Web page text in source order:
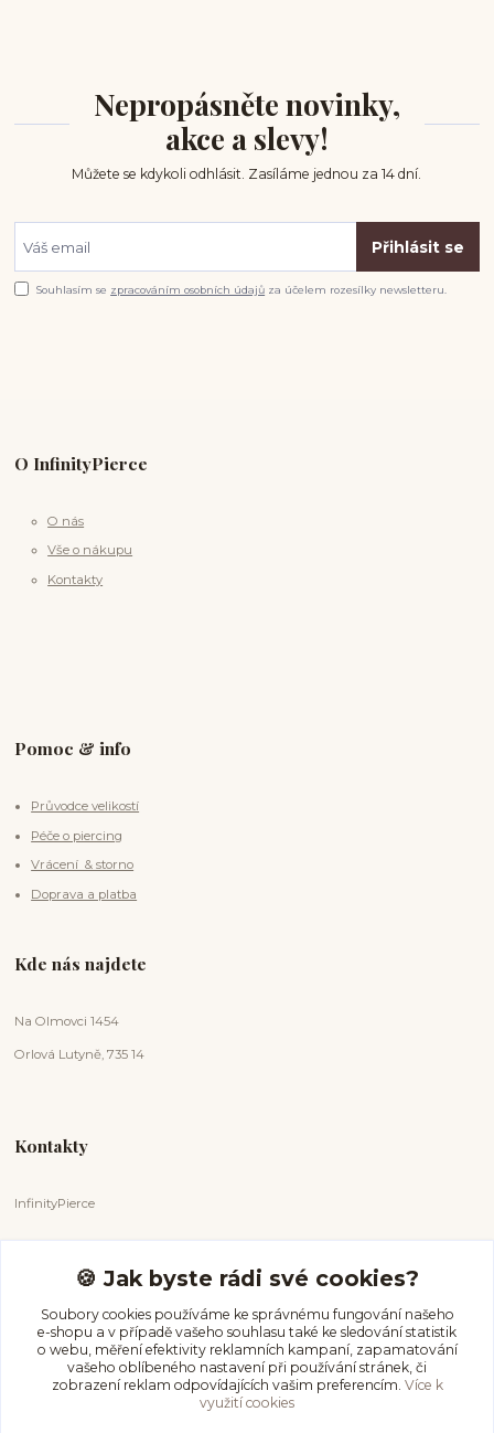
Nepropásněte novinky,
akce a slevy!
Můžete se kdykoli odhlásit. Zasíláme jednou za 14 dní.
Přihlásit se
Souhlasím se zpracováním osobních údajů za účelem rozesílky newsletteru.
O InfinityPierce
O nás
Vše o nákupu
Kontakty
Pomoc & info
Průvodce velikostí
Péče o piercing
Vrácení & storno
Doprava a platba
Kde nás najdete
Na Olmovci 1454
Orlová Lutyně, 735 14
Kontakty
InfinityPierce
+420 731 681 038
(Po-Ne, 9-18 hod.)
info@infinitypierce.cz
🍪 Jak byste rádi své cookies?
Soubory cookies používáme ke správnému fungování našeho
e-shopu a v případě vašeho souhlasu také ke sledování statistik
o webu, měření efektivity reklamních kampaní, zapamatování
vašeho oblíbeného nastavení při používání stránek, či
zobrazení reklam odpovídajících vašim preferencím. Více k
využití cookies